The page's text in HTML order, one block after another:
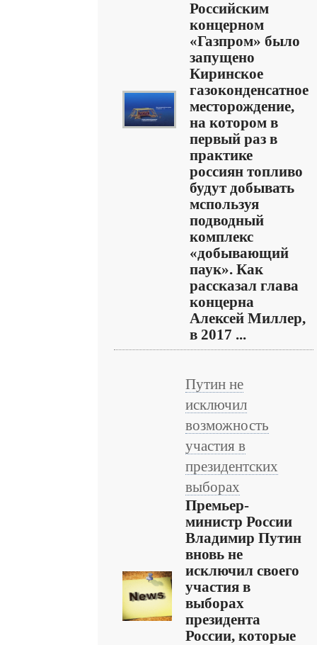
Российским
концерном
«Газпром» было
запущено
Киринское
газоконденсатное
месторождение,
на котором в
первый раз в
практике
россиян топливо
будут добывать
мспользуя
подводный
комплекс
«добывающий
паук». Как
рассказал глава
концерна
Алексей Миллер,
в 2017 ...
Путин не
исключил
возможность
участия в
президентских
выборах
Премьер-
министр России
Владимир Путин
вновь не
исключил своего
участия в
выборах
президента
России, которые